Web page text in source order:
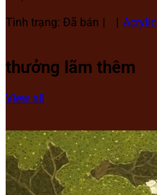
Tình trạng: Đã bán
Acrylic
thưởng lãm thêm
View all